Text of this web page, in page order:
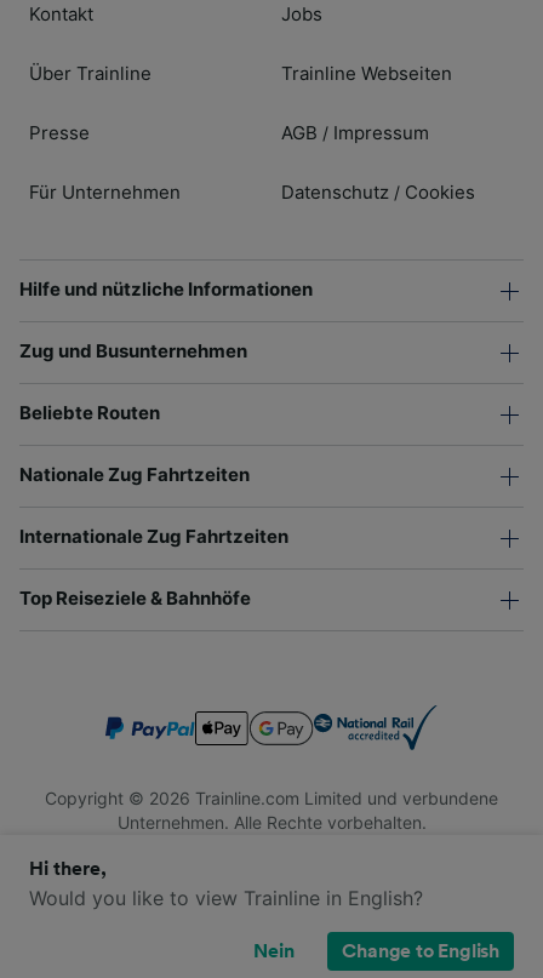
Kontakt
Über Trainline
Presse
Für Unternehmen
Jobs
Trainline Webseiten
AGB / Impressum
Datenschutz / Cookies
Hilfe und nützliche Informationen
Zug und Busunternehmen
Beliebte Routen
Nationale Zug Fahrtzeiten
Internationale Zug Fahrtzeiten
Top Reiseziele & Bahnhöfe
Copyright © 2026 Trainline.com Limited und verbundene
Unternehmen. Alle Rechte vorbehalten.
Firmennummer 3846791. Registrierte Adresse: 1 Stonecutter
St, London EC4A 4AH, United Kingdom. USt-IdNr.: 791 7261
Hi there,
Would you like to view Trainline in English?
Nein Change to English